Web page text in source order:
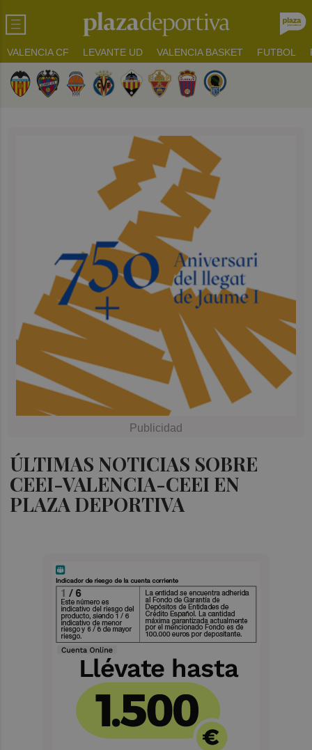
VALENCIA CF LEVANTE UD VALENCIA BASKET FUTBOL
ÚLTIMAS NOTICIAS SOBRE
CEEI-VALENCIA-CEEI EN
PLAZA DEPORTIVA